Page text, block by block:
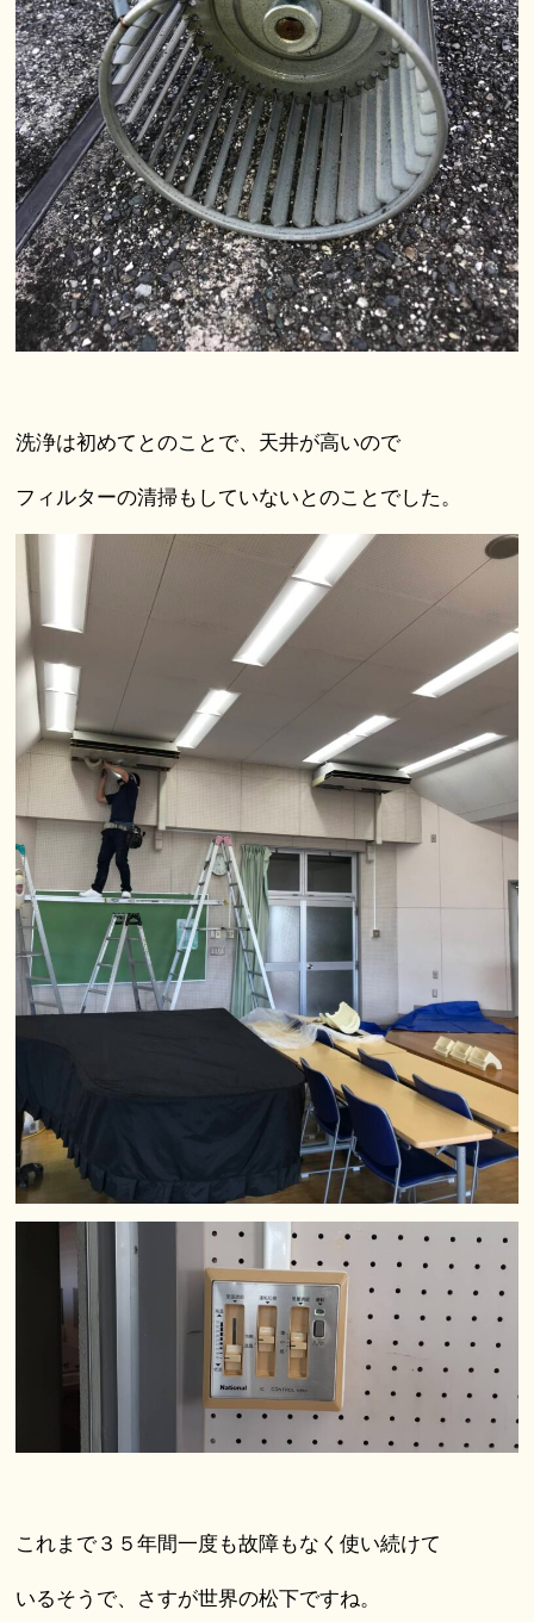
洗浄は初めてとのことで、天井が高いので
フィルターの清掃もしていないとのことでした。
これまで３５年間一度も故障もなく使い続けて
いるそうで、さすが世界の松下ですね。